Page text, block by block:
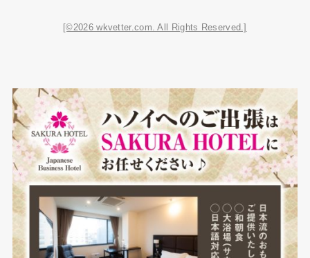
[©2026 wkvetter.com. All Rights Reserved.]